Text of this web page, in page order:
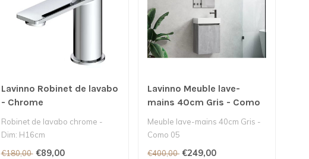
Lavinno Robinet de lavabo
- Chrome
Robinet de lavabo chrome -
Dim: H16cm
€180,00 €89,00
Lavinno Meuble lave-
mains 40cm Gris - Como
Meuble lave-mains 40cm Gris -
Como 05
€400,00 €249,00